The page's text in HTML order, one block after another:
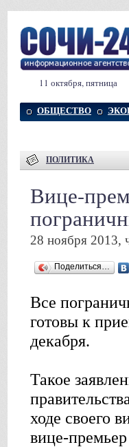
11 октября, пятница
ОБЩЕСТВО
ПОЛИТИКА
Вице-
28 ноября 2013,
Поделиться…
Все
готовы к
декабря.
Такое
ходе своего
вице-